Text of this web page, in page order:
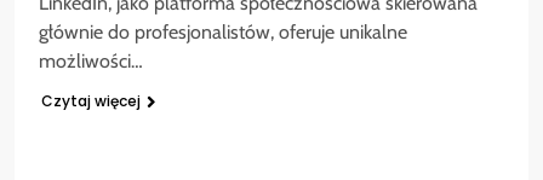
głównie do profesjonalistów, oferuje unikalne
możliwości…
Czytaj więcej